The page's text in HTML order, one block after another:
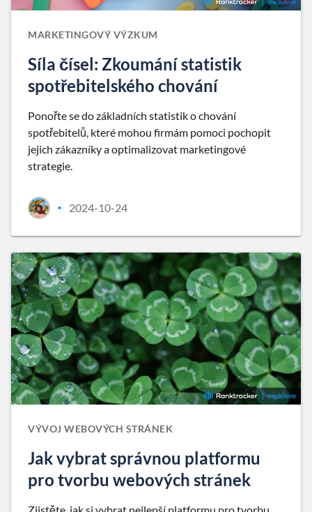
MARKETINGOVÝ VÝZKUM
Síla čísel: Zkoumání statistik
spotřebitelského chování
Ponořte se do základních statistik o chování
spotřebitelů, které mohou firmám pomoci pochopit
jejich zákazníky a optimalizovat marketingové
strategie.
• 2024-10-24
VÝVOJ WEBOVÝCH STRÁNEK
Jak vybrat správnou platformu
pro tvorbu webových stránek